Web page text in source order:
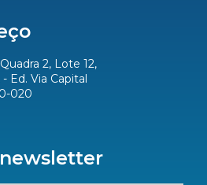
2, Lote 12,
Ed. Via Capital
020
newsletter